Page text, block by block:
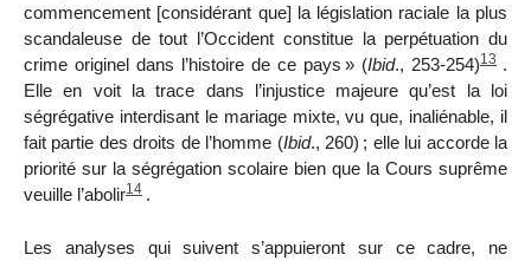
commencement [considérant que] la législation raciale la plus
scandaleuse de tout l’Occident constitue la perpétuation du
crime originel dans l’histoire de ce pays » (Ibid., 253-254)13 .
Elle en voit la trace dans l’injustice majeure qu’est la loi
ségrégative interdisant le mariage mixte, vu que, inaliénable, il
fait partie des droits de l’homme (Ibid., 260) ; elle lui accorde la
priorité sur la ségrégation scolaire bien que la Cours suprême
veuille l’abolir14 .
Les analyses qui suivent s’appuieront sur ce cadre, ne